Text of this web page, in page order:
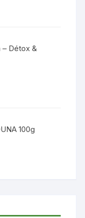
– Détox &
100g